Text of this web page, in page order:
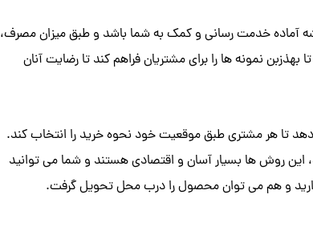
آماده خدمت رسانی و کمک به شما باشد و طبق میزان مصرف،
نمونه ها را برای مشتریان فراهم کند تا رضایت آنان
تا هر مشتری طبق موقعیت خود نحوه خرید را انتخاب کند.
این روش ها بسیار آسان و اقتصادی هستند و شما می توانید
و هم می توان محصول را درب محل تحویل گرفت.